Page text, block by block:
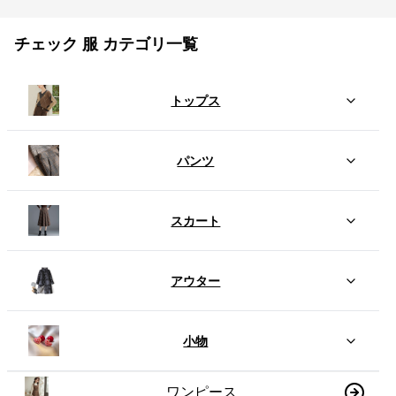
チェック 服 カテゴリ一覧
トップス
パンツ
スカート
アウター
小物
ワンピース